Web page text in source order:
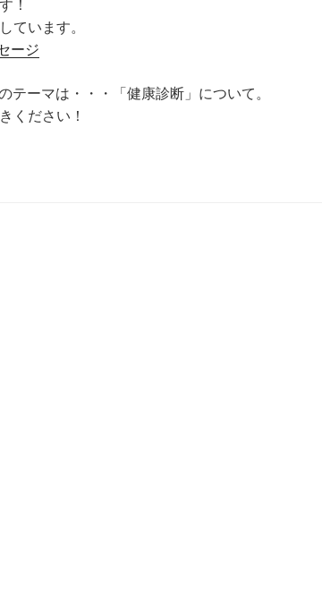
！
ています。
ージ
ーマは・・・「健康診断」について。
ください！